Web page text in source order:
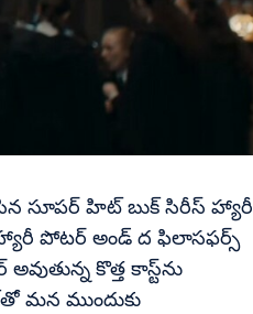
సూపర్ హిట్ బుక్ సిరీస్ హ్యారీ
పోటర్ అండ్ ద ఫిలాసఫర్స్
కొత్త కాస్ట్‌ను
మన ముందుకు